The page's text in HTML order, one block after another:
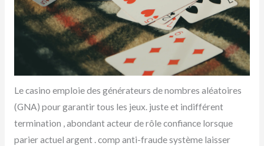
Le casino emploie des générateurs de nombres aléatoires
(GNA) pour garantir tous les jeux. juste et indifférent
termination , abondant acteur de rôle confiance lorsque
parier actuel argent . comp anti-fraude système laisser